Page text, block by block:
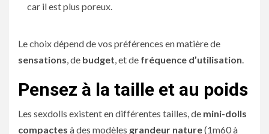
car il est plus poreux.
Le choix dépend de vos préférences en matière de
sensations, de budget, et de fréquence d’utilisation.
Pensez à la taille et au poids
Les sexdolls existent en différentes tailles, de mini-dolls
compactes à des modèles grandeur nature(1m60 à